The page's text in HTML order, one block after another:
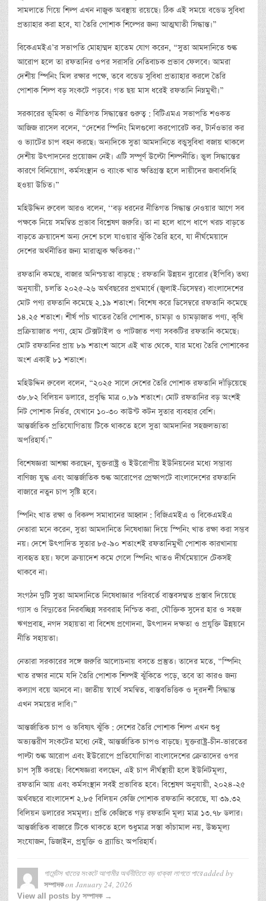
সামলাতে গিয়ে শিল্প এখন নাজুক অবস্থায় রয়েছে। ঠিক এই সময়ে বন্ডেড সুবিধা
প্রত্যাহার করা হবে, যা তৈরি পোশাক শিল্পের জন্য আত্মঘাতী সিদ্ধান্ত।”
বিকেএমইএ’র সভাপতি মোহাম্মদ হাতেম যোগ করেন, “সুতা আমদানিতে শুল্ক
আরোপ হলে তা রফতানির ওপর সরাসরি নেতিবাচক প্রভাব ফেলবে। আমরা
দেশীয় স্পিনিং মিল রক্ষার পক্ষে, তবে বন্ডেড সুবিধা প্রত্যাহার করলে তৈরি
পোশাক শিল্প বড় সংকটে পড়বে। গত ছয় মাস ধরেই রফতানি নিম্নমুখী।”
সরকারের ভূমিকা ও নীতিগত সিদ্ধান্তের গুরুত্ব : বিটিএমএ সভাপতি শওকত
আজিজ রাসেল বলেন, “দেশের স্পিনিং মিলগুলো করপোরেট কর, টার্নওভার কর
ও ভ্যাটের চাপ বহন করছে। অন্যদিকে সুতা আমদানিতে বন্ডুসুবিধা বজায় থাকলে
দেশীয় উৎপাদনের প্রয়োজন নেই। এটি সম্পূর্ণ উল্টো শিল্পনীতি। ভুল সিদ্ধান্তের
কারণে বিনিয়োগ, কর্মসংস্থান ও ব্যাংক খাত ক্ষতিগ্রস্ত হলে দায়ীদের জবাবদিহি
হওয়া উচিত।”
মহিউদ্দিন রুবেল আরও বলেন, ‘‘বড় ধরনের নীতিগত সিদ্ধান্ত নেওয়ার আগে সব
পক্ষকে নিয়ে সমন্বিত প্রভাব বিশ্লেষণ জরুরি। তা না হলে ধাপে ধাপে খরচ বাড়তে
বাড়তে ক্রয়াদেশ অন্য দেশে চলে যাওয়ার ঝুঁকি তৈরি হবে, যা দীর্ঘমেয়াদে
দেশের অর্থনীতির জন্য মারাত্মক ক্ষতিকর।’’
রফতানি কমছে, বাজার অনিশ্চয়তা বাড়ছে : রফতানি উন্নয়ন ব্যুরোর (ইপিবি) তথ্য
অনুযায়ী, চলতি ২০২৫-২৬ অর্থবছরের প্রথমার্ধে (জুলাই-ডিসেম্বর) বাংলাদেশের
মোট পণ্য রফতানি কমেছে ২.১৯ শতাংশ। বিশেষ করে ডিসেম্বরে রফতানি কমেছে
১৪.২৫ শতাংশ। শীর্ষ পাঁচ খাতের তৈরি পোশাক, চামড়া ও চামড়াজাত পণ্য, কৃষি
প্রক্রিয়াজাত পণ্য, হোম টেক্সটাইল ও পাটজাত পণ্য সবকটির রফতানি কমেছে।
মোট রফতানির প্রায় ৮৯ শতাংশ আসে এই খাত থেকে, যার মধ্যে তৈরি পোশাকের
অংশ একাই ৮১ শতাংশ।
মহিউদ্দিন রুবেল বলেন, “২০২৫ সালে দেশের তৈরি পোশাক রফতানি দাঁড়িয়েছে
৩৮.৮২ বিলিয়ন ডলারে, প্রবৃদ্ধি মাত্র ০.৮৯ শতাংশ। মোট রফতানির বড় অংশই
নিট পোশাক নির্ভর, যেখানে ১০-৩০ কাউন্ট কটন সুতার ব্যবহার বেশি।
আন্তর্জাতিক প্রতিযোগিতায় টিকে থাকতে হলে সুতা আমদানির সহজলভ্যতা
অপরিহার্য।”
বিশেষজ্ঞরা আশঙ্কা করছেন, যুক্তরাষ্ট্র ও ইউরোপীয় ইউনিয়নের মধ্যে সম্ভাব্য
বাণিজ্য যুদ্ধ এবং আন্তর্জাতিক শুল্ক আরোপের প্রেক্ষাপটে বাংলাদেশের রফতানি
বাজারে নতুন চাপ সৃষ্টি হবে।
স্পিনিং খাত রক্ষা ও বিকল্প সমাধানের আহ্বান : বিজিএমইএ ও বিকেএমইএ
নেতারা মনে করেন, সুতা আমদানিতে নিষেধাজ্ঞা দিয়ে স্পিনিং খাত রক্ষা করা সম্ভব
নয়। দেশে উৎপাদিত সুতার ৮৫-৯০ শতাংশই রফতানিমুখী পোশাক কারখানায়
ব্যবহৃত হয়। ফলে ক্রয়াদেশ কমে গেলে স্পিনিং খাতও দীর্ঘমেয়াদে টেকসই
থাকবে না।
সংগঠন দুটি সুতা আমদানিতে নিষেধাজ্ঞার পরিবর্তে বাস্তবসম্মত প্রস্তাব দিয়েছে
গ্যাস ও বিদ্যুতের নিরবচ্ছিন্ন সরবরাহ নিশ্চিত করা, যৌক্তিক সুদের হার ও সহজ
ঋণপ্রবাহ, নগদ সহায়তা বা বিশেষ প্রণোদনা, উৎপাদন দক্ষতা ও প্রযুক্তি উন্নয়নে
নীতি সহায়তা।
নেতারা সরকারের সঙ্গে জরুরি আলোচনায় বসতে প্রস্তুত। তাদের মতে, “স্পিনিং
খাত রক্ষার নামে যদি তৈরি পোশাক শিল্পই ঝুঁকিতে পড়ে, তবে তা কারও জন্য
কল্যাণ বয়ে আনবে না। জাতীয় স্বার্থে সমন্বিত, বাস্তবভিত্তিক ও দূরদর্শী সিদ্ধান্ত
এখন সময়ের দাবি।”
আন্তর্জাতিক চাপ ও ভবিষ্যৎ ঝুঁকি : দেশের তৈরি পোশাক শিল্প এখন শুধু
অভ্যন্তরীণ সংকটের মধ্যে নেই, আন্তর্জাতিক চাপও বাড়ছে। যুক্তরাষ্ট্র-চীন-ভারতের
পাল্টা শুল্ক আরোপ এবং ইউরোপে প্রতিযোগিতা বাংলাদেশের ক্রেতাদের ওপর
চাপ সৃষ্টি করছে। বিশেষজ্ঞরা বলছেন, এই চাপ দীর্ঘস্থায়ী হলে ইউনিটমূল্য,
রফতানি আয় এবং কর্মসংস্থান সবই প্রভাবিত হবে। বিশ্লেষণ অনুযায়ী, ২০২৪-২৫
অর্থবছরে বাংলাদেশ ২.৮৫ বিলিয়ন কেজি পোশাক রফতানি করেছে, যা ৩৯.৩২
বিলিয়ন ডলারের সমমূল্য। প্রতি কেজিতে গড় রফতানি মূল্য মাত্র ১৩.৭৮ ডলার।
আন্তর্জাতিক বাজারে টিকে থাকতে হলে শুধুমাত্র সস্তা কাঁচামাল নয়, উচ্চমূল্য
সংযোজন, ডিজাইন, প্রযুক্তি ও ব্র্যান্ডিং অপরিহার্য।
গার্মেন্টস খাতের সংকটে আগামীর অর্থনীতিতে বড় ধাক্কা লাগতে পারেadded by
সম্পাদকon January 24, 2026
View all posts by সম্পাদক →